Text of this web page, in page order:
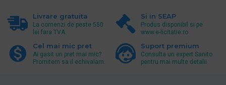
Livrare gratuita
La comenzi de peste 550
lei fara TVA.
Si in SEAP
Produs disponibil si pe
www.e-licitatie.ro
Cel mai mic pret
Ai gasit un pret mai mic?
Promitem sa il echivalam.
Suport premium
Consulta un expert Sanito
pentru mai multe detalii